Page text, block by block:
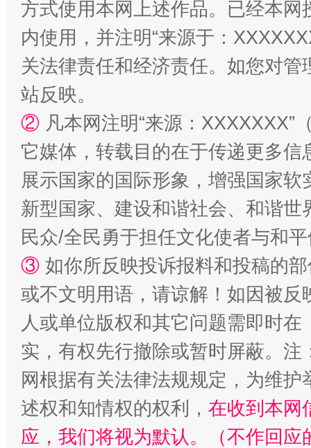
国家大学科技园优化重塑工作
扯下公款旅游的“隐身衣” 如何以
方式使用本网上述作品。已经本
内使用，并注明“来源于：
关法律责任和经济责任。如您对
站反映。
② 凡本网注明“来源：
它媒体，转载目的在于传递更多
展示国家的国际形象，增强国家
新型国家、建设和谐社会、和谐
民众/全民勇于担任文化使者与和
③ 如你所反映投诉报料和投稿的
或不文明用语，请谅解！如因被
人或单位版权和其它问题需即时在
实，有权先行撤除或暂时屏蔽。
网根据有关法律法规规定，为维
述权和知情权的权利， 在收到本网
应，我们将视为默认。（不作回应